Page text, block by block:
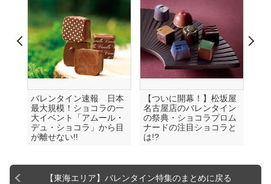
バレンタイン速報 日本
最大規模！ショコラの一
大イベント「アムール・
デュ・ショコラ」から目
が離せない!!
【ついに開幕！】松坂屋
名古屋店のバレンタイン
の祭典・ショコラプロム
ナードの注目ショコラと
は!?
【東海エリア】バレンタイン特集のまとめに戻る